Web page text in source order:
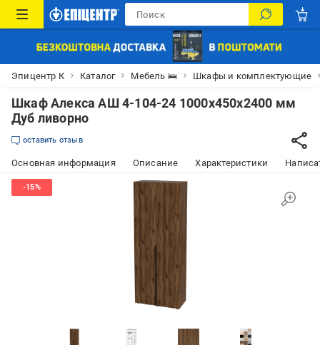
Эпицентр К Каталог Мебель 🛌 Шкафы и комплектующие
Шкаф Алекса АШ 4-104-24 1000х450х2400 мм
Дуб ливорно
оставить отзыв
Основная информация Описание Характеристики